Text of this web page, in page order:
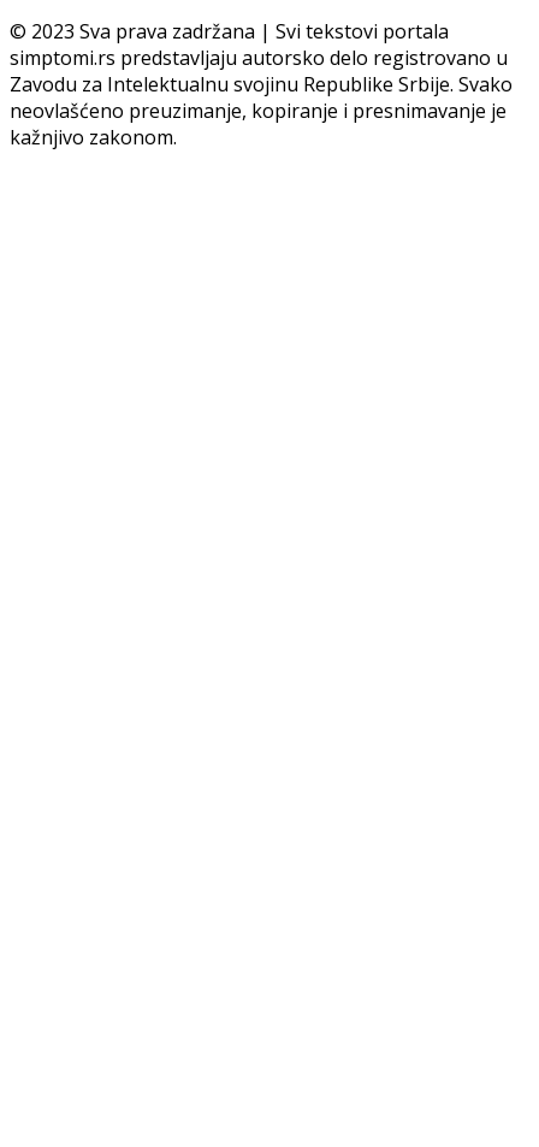
© 2023 Sva prava zadržana | Svi tekstovi portala
simptomi.rs predstavljaju autorsko delo registrovano u
Zavodu za Intelektualnu svojinu Republike Srbije. Svako
neovlašćeno preuzimanje, kopiranje i presnimavanje je
kažnjivo zakonom.